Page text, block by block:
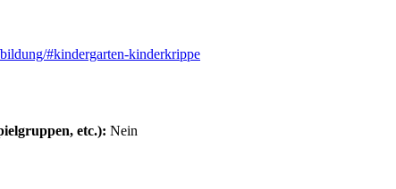
#kindergarten-kinderkrippe
etc.): Nein